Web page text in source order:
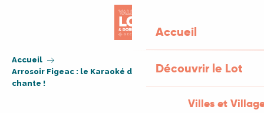
Accueil
Découvrir le Lot
Villes et
Accueil
Arrosoir Figeac : le Karaoké des arrosé.e.s ! Ce soir on
chante !